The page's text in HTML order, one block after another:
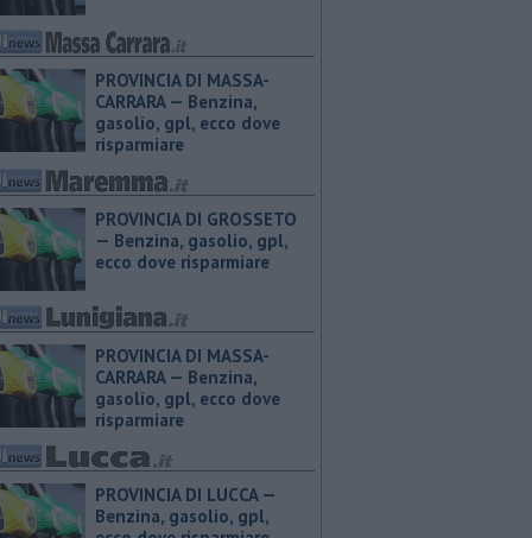
PROVINCIA DI MASSA-
CARRARA — ​Benzina,
gasolio, gpl, ecco dove
risparmiare
PROVINCIA DI GROSSETO
— ​Benzina, gasolio, gpl,
ecco dove risparmiare
PROVINCIA DI MASSA-
CARRARA — ​Benzina,
gasolio, gpl, ecco dove
risparmiare
PROVINCIA DI LUCCA — ​
Benzina, gasolio, gpl,